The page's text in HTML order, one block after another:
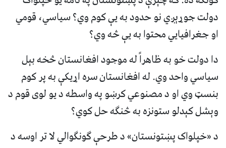
دولت جوړېږي نو حدود به یې کوم وي؟ سیاسي، قومي
او جغرافیایي محتوا به یې څه وي؟
دا دولت خو به ظاهراً له موجود افغانستان څخه بېل
سیاسي واحد وي. له افغانستان سره اړیکې به پر کوم
بنسټ وي او د مصنوعي کرښو په واسطه د یو لوی قوم د
وېشل کېدلو ستونزه به څنګه حل کوي؟
د «خپلواک پښتونستان» د طرحې ګونګوالي لا تر اوسه د